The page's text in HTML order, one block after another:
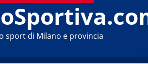
sport di Milano e provincia